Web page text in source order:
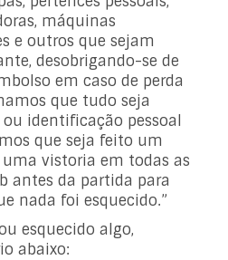
máquinas
e outros que sejam
desobrigando-se de
em caso de perda
que tudo seja
identificação pessoal
que seja feito um
vistoria em todas as
antes da partida para
nada foi esquecido.”
esquecido algo,
abaixo: